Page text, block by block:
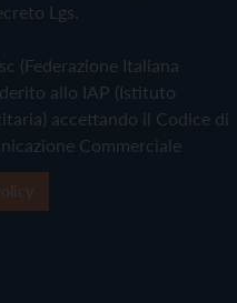
Lgs.
(Federazione Italiana
allo IAP (Istituto
accettando il Codice di
Commerciale